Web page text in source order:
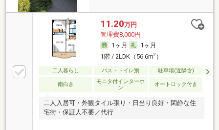
11.20万円
管理費8,000円
1ヶ月
1ヶ月
1階 / 2LDK（56.6m2）
二人暮らし バス・トイレ別 駐車場(近隣含)
南向き
モニタ付インターホ
ン
オートロック付き
二人入居可・外観タイル張り・日当り良好・閑静な住
宅街・保証人不要／代行